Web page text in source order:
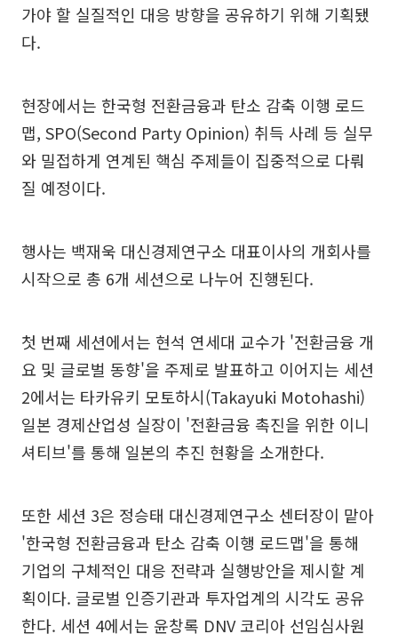
가야 할 실질적인 대응 방향을 공유하기 위해 기획됐
다.
현장에서는 한국형 전환금융과 탄소 감축 이행 로드
맵, SPO(Second Party Opinion) 취득 사례 등 실무
와 밀접하게 연계된 핵심 주제들이 집중적으로 다뤄
질 예정이다.
행사는 백재욱 대신경제연구소 대표이사의 개회사를
시작으로 총 6개 세션으로 나누어 진행된다.
첫 번째 세션에서는 현석 연세대 교수가 '전환금융 개
요 및 글로벌 동향'을 주제로 발표하고 이어지는 세션
2에서는 타카유키 모토하시(Takayuki Motohashi)
일본 경제산업성 실장이 '전환금융 촉진을 위한 이니
셔티브'를 통해 일본의 추진 현황을 소개한다.
또한 세션 3은 정승태 대신경제연구소 센터장이 맡아
'한국형 전환금융과 탄소 감축 이행 로드맵'을 통해
기업의 구체적인 대응 전략과 실행방안을 제시할 계
획이다. 글로벌 인증기관과 투자업계의 시각도 공유
한다. 세션 4에서는 윤창록 DNV 코리아 선임심사원